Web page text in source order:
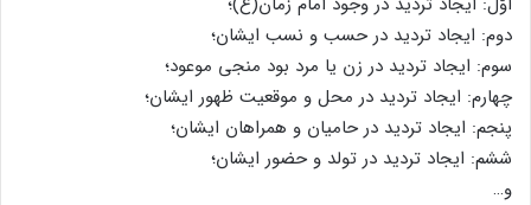
دوم: ایجاد تردید در حسب و نسب ایشان؛
سوم: ایجاد تردید در زن یا مرد بود منجی موعود؛
چهارم: ایجاد تردید در محل و موقعیت ظهور ایشان؛
پنجم: ایجاد تردید در حامیان و همراهان ایشان؛
ششم: ایجاد تردید در تولد و حضور ایشان؛
و…